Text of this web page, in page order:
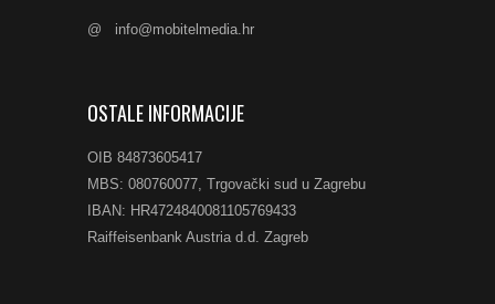
@ info@mobitelmedia.hr
OSTALE INFORMACIJE
OIB 84873605417
MBS: 080760077, Trgovački sud u Zagrebu
IBAN: HR4724840081105769433
Raiffeisenbank Austria d.d. Zagreb